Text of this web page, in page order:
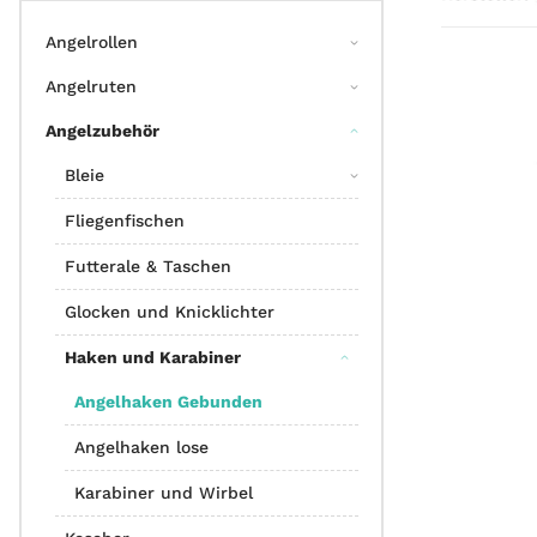
Angelrollen
Angelruten
Angelzubehör
Bleie
Fliegenfischen
Futterale & Taschen
Glocken und Knicklichter
Haken und Karabiner
Angelhaken Gebunden
Angelhaken lose
Karabiner und Wirbel